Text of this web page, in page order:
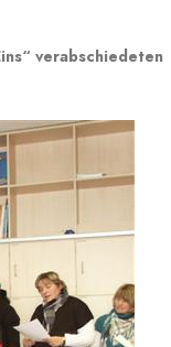
verabschiedeten